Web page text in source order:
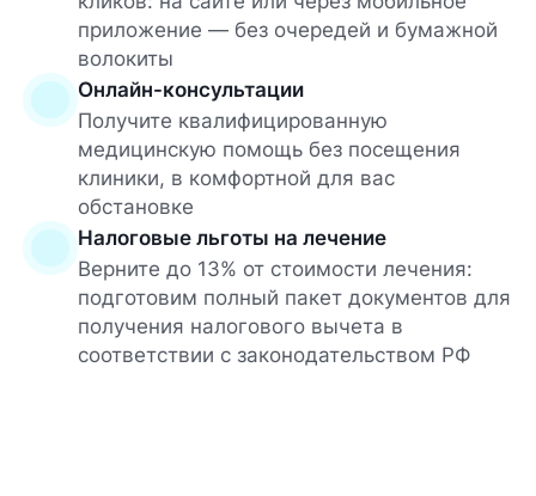
приложение — без очередей и бумажной
волокиты
Онлайн-консультации
Получите квалифицированную
медицинскую помощь без посещения
клиники, в комфортной для вас
обстановке
Налоговые льготы на лечение
Верните до 13% от стоимости лечения:
подготовим полный пакет документов для
получения налогового вычета в
соответствии с законодательством РФ